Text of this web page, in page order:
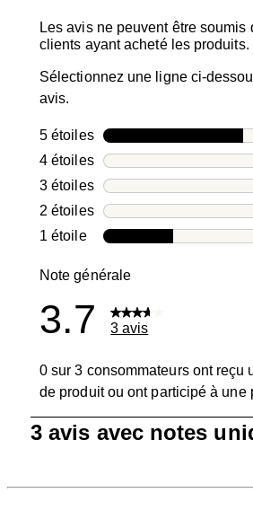
Les avis ne peuvent être soumis
clients ayant acheté les produits.
Sélectionnez une ligne ci-
avis.
5 étoilesétoiles
4 étoilesétoiles
3 étoilesétoiles
2 étoilesétoiles
1 étoileétoiles
Note générale
3.7 3 avis
0 sur 3 consommateurs ont reçu
de produit ou ont participé à une
sur
3 avis avec notes